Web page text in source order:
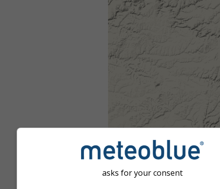
asks for your consent